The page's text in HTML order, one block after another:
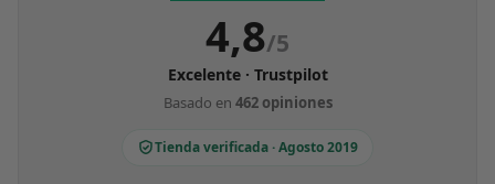
4,8/5
Excelente · Trustpilot
Basado en 462 opiniones
Tienda verificada · Agosto 2019